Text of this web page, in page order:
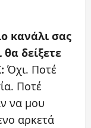
κανάλι σας
δείξετε
Όχι. Ποτέ
Ποτέ
να μου
αρκετά